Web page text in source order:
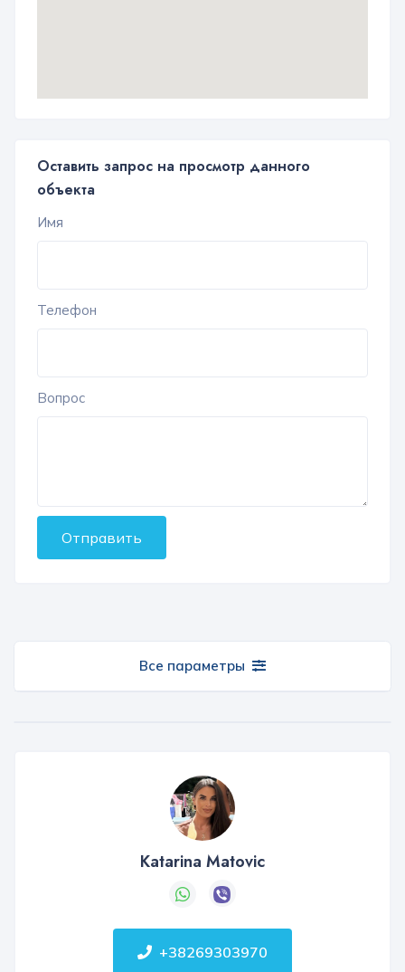
Оставить запрос на просмотр данного
объекта
Имя
Телефон
Вопрос
Отправить
Все параметры
Katarina Matovic
+38269303970